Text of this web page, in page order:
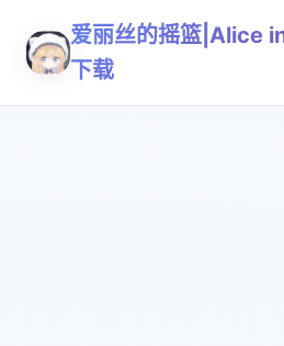
爱丽丝的摇篮|Alice
下载